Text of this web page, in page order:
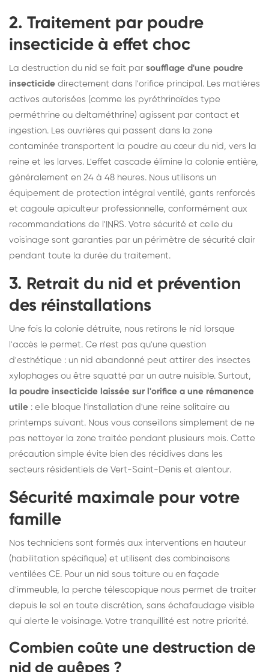
2. Traitement par poudre
insecticide à effet choc
La destruction du nid se fait par soufflage d'une poudre
insecticide directement dans l'orifice principal. Les matières
actives autorisées (comme les pyréthrinoïdes type
perméthrine ou deltaméthrine) agissent par contact et
ingestion. Les ouvrières qui passent dans la zone
contaminée transportent la poudre au cœur du nid, vers la
reine et les larves. L'effet cascade élimine la colonie entière,
généralement en 24 à 48 heures. Nous utilisons un
équipement de protection intégral ventilé, gants renforcés
et cagoule apiculteur professionnelle, conformément aux
recommandations de l'INRS. Votre sécurité et celle du
voisinage sont garanties par un périmètre de sécurité clair
pendant toute la durée du traitement.
3. Retrait du nid et prévention
des réinstallations
Une fois la colonie détruite, nous retirons le nid lorsque
l'accès le permet. Ce n'est pas qu'une question
d'esthétique : un nid abandonné peut attirer des insectes
xylophages ou être squatté par un autre nuisible. Surtout,
la poudre insecticide laissée sur l'orifice a une rémanence
utile : elle bloque l'installation d'une reine solitaire au
printemps suivant. Nous vous conseillons simplement de ne
pas nettoyer la zone traitée pendant plusieurs mois. Cette
précaution simple évite bien des récidives dans les
secteurs résidentiels de Vert-Saint-Denis et alentour.
Sécurité maximale pour votre
famille
Nos techniciens sont formés aux interventions en hauteur
(habilitation spécifique) et utilisent des combinaisons
ventilées CE. Pour un nid sous toiture ou en façade
d'immeuble, la perche télescopique nous permet de traiter
depuis le sol en toute discrétion, sans échafaudage visible
qui alerte le voisinage. Votre tranquillité est notre priorité.
Combien coûte une destruction de
nid de guêpes ?